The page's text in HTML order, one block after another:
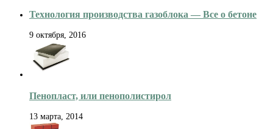
Технология производства газоблока — Все о бетоне
9 октября, 2016
Пенопласт, или пенополистирол
13 марта, 2014